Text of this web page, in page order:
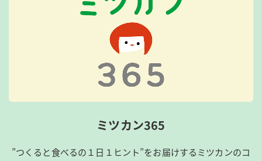
ミツカン365
”つくると食べるの１日１ヒント”をお届けするミツカンのコ